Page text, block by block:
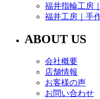
福井指輪工房
福井工房｜手
ABOUT US
会社概要
店舗情報
お客様の声
お問い合わせ